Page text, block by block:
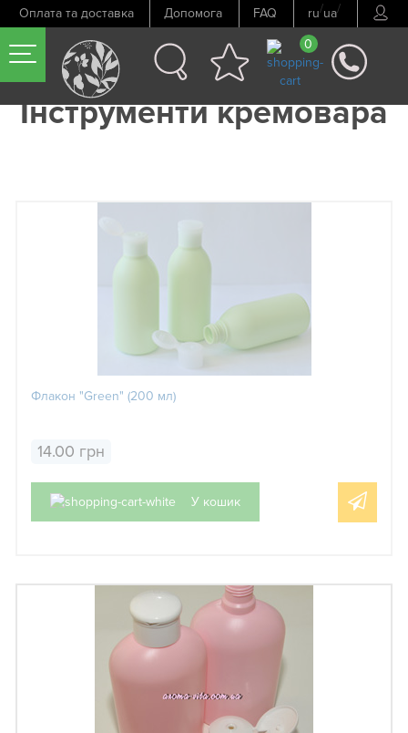
Оплата та доставка Допомога FAQ ru/ua/
0
Інструменти кремовара
Флакон "Green" (200 мл)
14.00 грн
У кошик